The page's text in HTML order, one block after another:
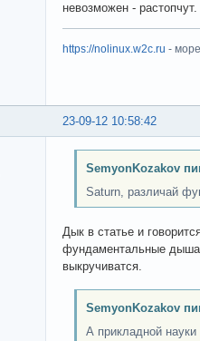
невозможен - растопчут.
https://nolinux.w2c.ru -
23-09-12 10:58:42
SemyonKozakov
Saturn, различай
Дык в статье и
фундаментальные
выкручиватся.
SemyonKozakov
А прикладной